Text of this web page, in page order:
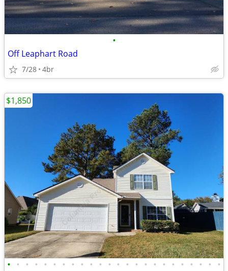
•
Off Leaphart Road
7/28 4br
• • • • • • • • • • • • • • • • • • • • • • • •
$1,850